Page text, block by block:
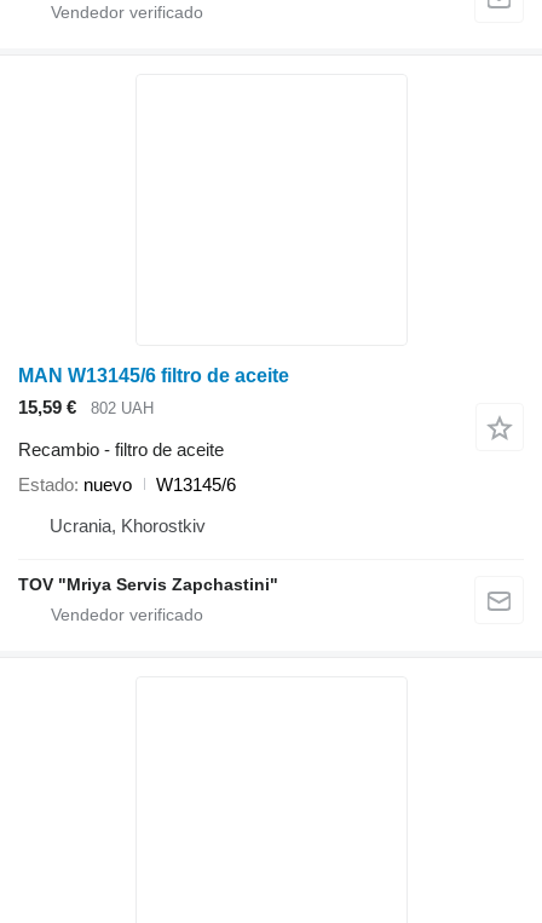
MAN W13145/6 filtro de aceite
15,59 €
802 UAH
Recambio - filtro de aceite
Estado nuevo
W13145/6
Ucrania, Khorostkiv
TOV "Mriya Servis Zapchastini"